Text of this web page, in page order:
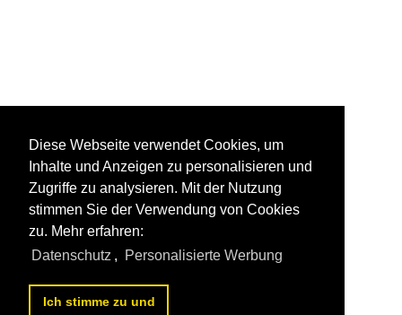
Diese Webseite verwendet Cookies, um
Inhalte und Anzeigen zu personalisieren und
Zugriffe zu analysieren. Mit der Nutzung
stimmen Sie der Verwendung von Cookies
zu. Mehr erfahren:
Datenschutz , Personalisierte Werbung
Ich stimme zu und